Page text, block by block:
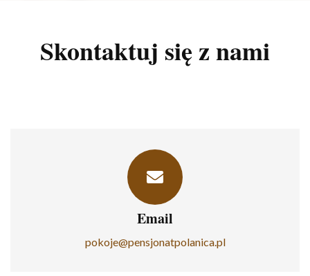
Skontaktuj się z nami
Email
pokoje@pensjonatpolanica.pl